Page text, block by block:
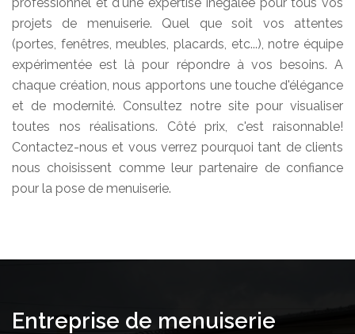
projets de menuiserie. Quel que soit vos attentes
(portes, fenêtres, meubles, placards, etc...), notre équipe
expérimentée est là pour répondre à vos besoins. A
chaque création, nous apportons une touche d'élégance
et de modernité. Consultez notre site pour visualiser
toutes nos réalisations. Côté prix, c'est raisonnable!
Contactez-nous et vous verrez pourquoi tant de clients
nous choisissent comme leur partenaire de confiance
pour la pose de menuiserie.
Entreprise de menuiserie